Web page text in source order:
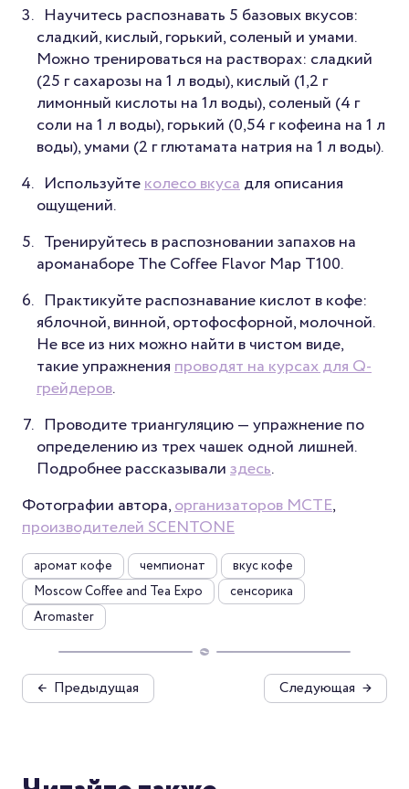
Научитесь распознавать 5 базовых вкусов:
сладкий, кислый, горький, соленый и умами.
Можно тренироваться на растворах: сладкий
(25 г сахарозы на 1 л воды), кислый (1,2 г
лимонный кислоты на 1л воды), соленый (4 г
соли на 1 л воды), горький (0,54 г кофеина на 1 л
воды), умами (2 г глютамата натрия на 1 л воды).
Используйтеколесо вкусадля описания
ощущений.
Тренируйтесь в распозновании запахов на
ароманаборе The Coffee Flavor Map T100.
Практикуйте распознавание кислот в кофе:
яблочной, винной, ортофосфорной, молочной.
Не все из них можно найти в чистом виде,
такие упражненияпроводят на курсах для Q-
грейдеров.
Проводите триангуляцию — упражнение по
определению из трех чашек одной лишней.
Подробнее рассказывализдесь.
Фотографии автора,организаторов MCTE,
производителей SCENTONE
аромат кофе чемпионат
вкус кофе
Moscow Coffee and Tea Expo
сенсорика
Aromaster
← Предыдущая Следующая →